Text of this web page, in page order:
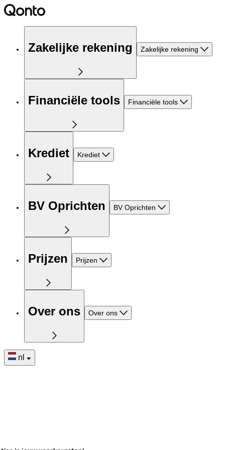
Zakelijke rekening Zakelijke rekening
Financiële tools Financiële tools
Krediet Krediet
BV Oprichten BV Oprichten
Prijzen Prijzen
Over ons Over ons
nl